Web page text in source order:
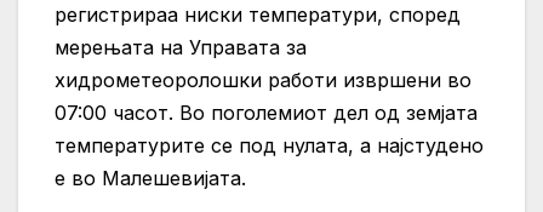
регистрираа ниски температури, според
мерењата на Управата за
хидрометеоролошки работи извршени во
07:00 часот. Во поголемиот дел од земјата
температурите се под нулата, а најстудено
е во Малешевијата.